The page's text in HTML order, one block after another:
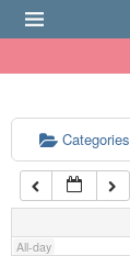
Categories
All-day
6:00 am
7:00 am